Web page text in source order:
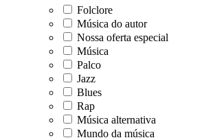
Folclore
Música do autor
Nossa oferta especial
Música
Palco
Jazz
Blues
Rap
Música alternativa
Mundo da música